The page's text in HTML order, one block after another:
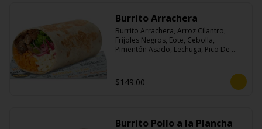
Burrito Arrachera
Burrito Arrachera, Arroz Cilantro,
Frijoles Negros, Eote, Cebolla,
Pimentón Asado, Lechuga, Pico De
$149.00
Burrito Pollo a la Plancha